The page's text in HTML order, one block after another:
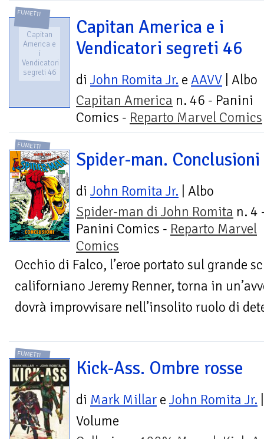
FUMETTI
Capitan
America e
i
Vendicatori
segreti 46
Capitan America e i
Vendicatori segreti 46
di John Romita Jr. e AAVV | Albo
Capitan America n. 46 - Panini
Comics - Reparto Marvel Comics
FUMETTI
Spider-man. Conclusioni
di John Romita Jr. | Albo
Spider-man di John Romita n. 4
Panini Comics - Reparto Marvel
Comics
Occhio di Falco, l’eroe portato sul grande
californiano Jeremy Renner, torna in
dovrà improvvisare nell’insolito ruolo di
FUMETTI
Kick-Ass. Ombre rosse
di Mark Millar e John Romita Jr.
Volume